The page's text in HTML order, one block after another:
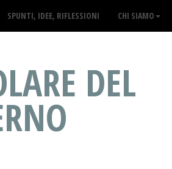
SPUNTI, IDEE, RIFLESSIONI CHI SIAMO
DEL